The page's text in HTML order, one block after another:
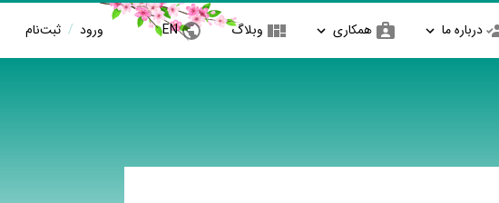
درباره ما همکاری وبلاگ EN ورود / ثبت‌نام